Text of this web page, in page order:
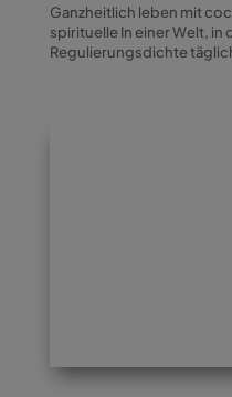
Ganzheitlich leben mit
spirituelle In einer Welt, in
Regulierungsdichte